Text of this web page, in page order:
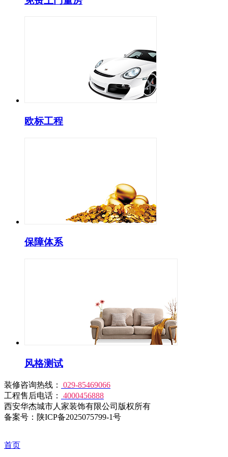
欧标工程
保障体系
风格测试
装修咨询热线：
029-85469066
工程售后电话：
4000456888
西安华杰城市人家装饰有限公司版权所有
备案号：陕ICP备2025075799-1号
首页